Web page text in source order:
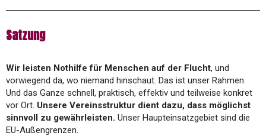
Satzung
Wir leisten Nothilfe für Menschen auf der Flucht, und
vorwiegend da, wo niemand hinschaut. Das ist unser Rahmen.
Und das Ganze schnell, praktisch, effektiv und teilweise konkret
vor Ort. Unsere Vereinsstruktur dient dazu, dass möglichst
sinnvoll zu gewährleisten. Unser Haupteinsatzgebiet sind die
EU-Außengrenzen.